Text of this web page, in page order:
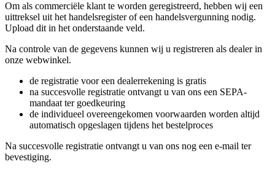
Om als commerciële klant te worden geregistreerd, hebben wij een
uittreksel uit het handelsregister of een handelsvergunning nodig.
Upload dit in het onderstaande veld.
Na controle van de gegevens kunnen wij u registreren als dealer in
onze webwinkel.
de registratie voor een dealerrekening is gratis
na succesvolle registratie ontvangt u van ons een SEPA-
mandaat ter goedkeuring
de individueel overeengekomen voorwaarden worden altijd
automatisch opgeslagen tijdens het bestelproces
Na succesvolle registratie ontvangt u van ons nog een e-mail ter
bevestiging.